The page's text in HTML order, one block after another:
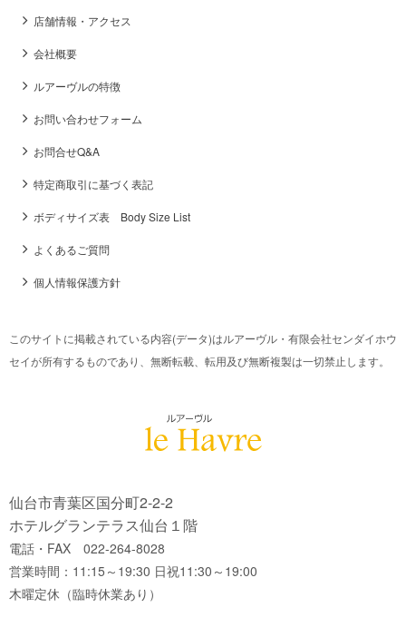
店舗情報・アクセス
会社概要
ルアーヴルの特徴
お問い合わせフォーム
お問合せQ&A
特定商取引に基づく表記
ボディサイズ表 Body Size List
よくあるご質問
個人情報保護方針
このサイトに掲載されている内容(データ)はルアーヴル・有限会社センダイホウ
セイが所有するものであり、無断転載、転用及び無断複製は一切禁止します。
仙台市青葉区国分町2-2-2
ホテルグランテラス仙台１階
電話・FAX 022-264-8028
営業時間：11:15～19:30 日祝11:30～19:00
木曜定休（臨時休業あり）